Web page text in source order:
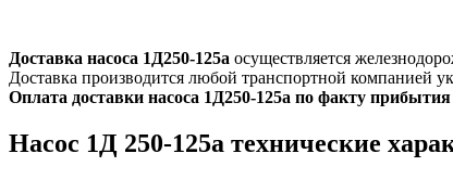
Доставка насоса 1Д250-125а осуществляется
Доставка производится любой транспортной компанией
Оплата доставки насоса 1Д250-125а по факту прибытия
Насос 1Д 250-125а технические